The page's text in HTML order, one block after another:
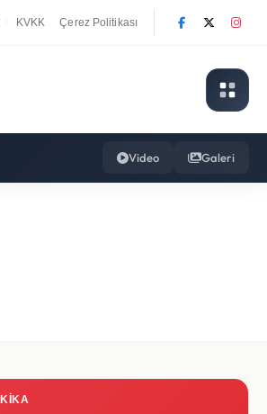
KVKK Çerez Politikası
Video Galeri